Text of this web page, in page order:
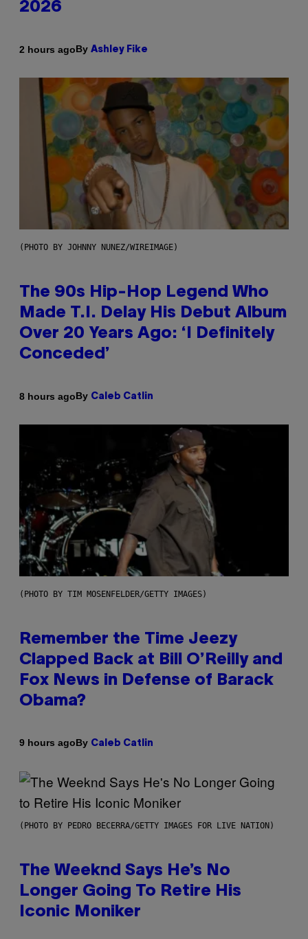
2026
2 hours agoBy Ashley Fike
(PHOTO BY JOHNNY NUNEZ/WIREIMAGE)
The 90s Hip-Hop Legend Who
Made T.I. Delay His Debut Album
Over 20 Years Ago: ‘I Definitely
Conceded’
8 hours agoBy Caleb Catlin
(PHOTO BY TIM MOSENFELDER/GETTY IMAGES)
Remember the Time Jeezy
Clapped Back at Bill O’Reilly and
Fox News in Defense of Barack
Obama?
9 hours agoBy Caleb Catlin
(PHOTO BY PEDRO BECERRA/GETTY IMAGES FOR LIVE NATION)
The Weeknd Says He’s No
Longer Going To Retire His
Iconic Moniker